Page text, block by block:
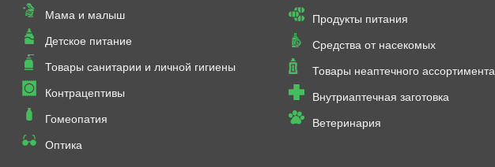
Мама и малыш
Детское питание
Товары санитарии и личной гигиены
Контрацептивы
Гомеопатия
Оптика
Продукты питания
Средства от насекомых
Товары неаптечного ассортимента
Внутриаптечная заготовка
Ветеринария